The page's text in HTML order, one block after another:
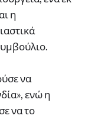
η
να
ενώ η
να το